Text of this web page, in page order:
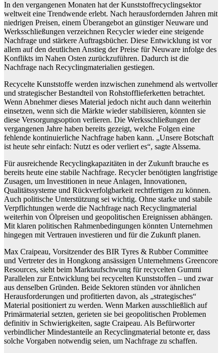
In den vergangenen Monaten hat der Kunststoffrecyclingsektor
weltweit eine Trendwende erlebt. Nach herausfordernden Jahren mit
niedrigen Preisen, einem Überangebot an günstiger Neuware und
Werksschließungen verzeichnen Recycler wieder eine steigende
Nachfrage und stärkere Auftragsbücher. Diese Entwicklung ist vor
allem auf den deutlichen Anstieg der Preise für Neuware infolge des
Konflikts im Nahen Osten zurückzuführen. Dadurch ist die
Nachfrage nach Recyclingmaterialien gestiegen.
Recycelte Kunststoffe werden inzwischen zunehmend als wertvoller
und strategischer Bestandteil von Rohstofflieferketten betrachtet.
Wenn Abnehmer dieses Material jedoch nicht auch dann weiterhin
einsetzen, wenn sich die Märkte wieder stabilisieren, könnten sie
diese Versorgungsoption verlieren. Die Werksschließungen der
vergangenen Jahre haben bereits gezeigt, welche Folgen eine
fehlende kontinuierliche Nachfrage haben kann. „Unsere Botschaft
ist heute sehr einfach: Nutzt es oder verliert es“, sagte Alssema.
Für ausreichende Recyclingkapazitäten in der Zukunft brauche es
bereits heute eine stabile Nachfrage. Recycler benötigten langfristige
Zusagen, um Investitionen in neue Anlagen, Innovationen,
Qualitätssysteme und Rückverfolgbarkeit rechtfertigen zu können.
Auch politische Unterstützung sei wichtig. Ohne starke und stabile
Verpflichtungen werde die Nachfrage nach Recyclingmaterial
weiterhin von Ölpreisen und geopolitischen Ereignissen abhängen.
Mit klaren politischen Rahmenbedingungen könnten Unternehmen
hingegen mit Vertrauen investieren und für die Zukunft planen.
Max Craipeau, Vorsitzender des BIR Tyres & Rubber Committee
und Vertreter des in Hongkong ansässigen Unternehmens Greencore
Resources, sieht beim Marktaufschwung für recycelten Gummi
Parallelen zur Entwicklung bei recycelten Kunststoffen – und zwar
aus denselben Gründen. Beide Sektoren stünden vor ähnlichen
Herausforderungen und profitierten davon, als „strategisches“
Material positioniert zu werden. Wenn Marken ausschließlich auf
Primärmaterial setzten, gerieten sie bei geopolitischen Problemen
definitiv in Schwierigkeiten, sagte Craipeau. Als Befürworter
verbindlicher Mindestanteile an Recyclingmaterial betonte er, dass
solche Vorgaben notwendig seien, um Nachfrage zu schaffen.